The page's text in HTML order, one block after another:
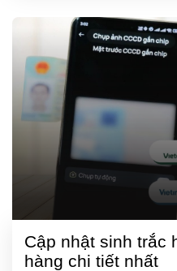
Cập nhật sinh trắc
hàng chi tiết nhất